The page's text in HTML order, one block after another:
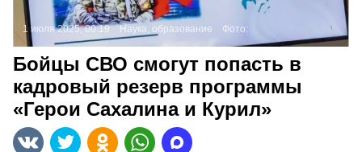
1 июля 2025, 00:19 Наука, образование Фото:
Бойцы СВО смогут попасть в
кадровый резерв программы
«Герои Сахалина и Курил»